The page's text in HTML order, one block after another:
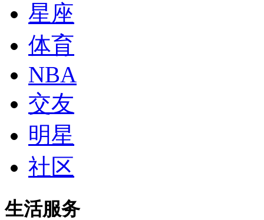
星座
体育
NBA
交友
明星
社区
生活服务